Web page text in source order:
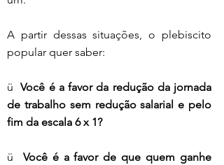
A partir dessas situações, o plebiscito
popular quer saber:
ü Você é a favor da redução da jornada
de trabalho sem redução salarial e pelo
fim da escala 6 x 1?
ü Você é a favor de que quem ganhe